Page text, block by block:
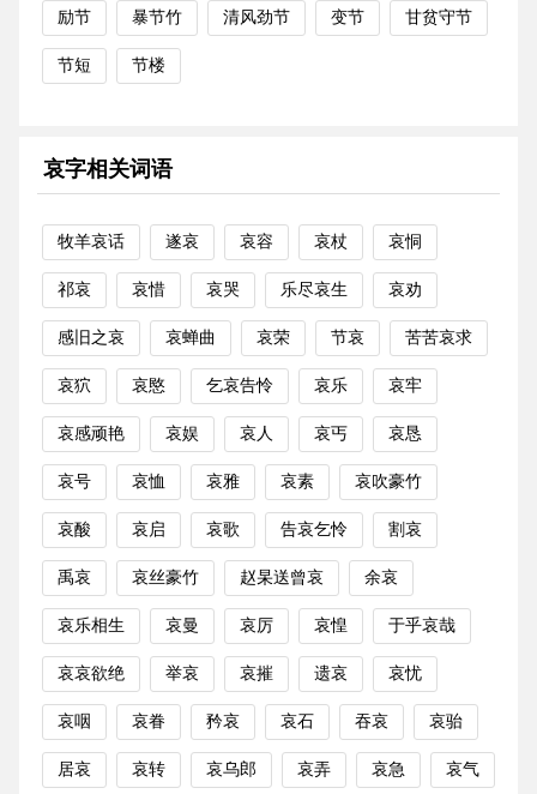
励节 暴节竹 清风劲节 变节 甘贫守节
节短 节楼
哀字相关词语
牧羊哀话 遂哀 哀容 哀杖 哀恫
祁哀 哀惜 哀哭 乐尽哀生 哀劝
感旧之哀 哀蝉曲 哀荣 节哀 苦苦哀求
哀狖 哀愍 乞哀告怜 哀乐 哀牢
哀感顽艳 哀娱 哀人 哀丐 哀恳
哀号 哀恤 哀雅 哀素 哀吹豪竹
哀酸 哀启 哀歌 告哀乞怜 割哀
禹哀 哀丝豪竹 赵杲送曾哀 余哀
哀乐相生 哀曼 哀厉 哀惶 于乎哀哉
哀哀欲绝 举哀 哀摧 遗哀 哀忧
哀咽 哀眷 矜哀 哀石 吞哀 哀骀
居哀 哀转 哀乌郎 哀弄 哀急 哀气